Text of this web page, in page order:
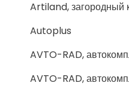
Artiland, загородный
Autoplus
AVTO-RAD,
AVTO-RAD,